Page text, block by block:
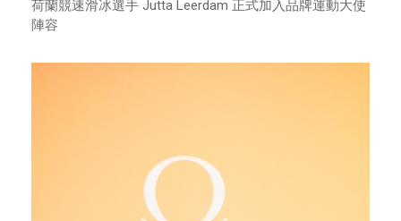
荷蘭競速滑冰選手 Jutta Leerdam 正式加入品牌運動大使
陣容